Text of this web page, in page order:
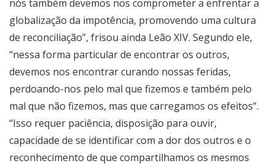
nós também devemos nos comprometer a enfrentar a
globalização da impotência, promovendo uma cultura
de reconciliação”, frisou ainda Leão XIV. Segundo ele,
“nessa forma particular de encontrar os outros,
devemos nos encontrar curando nossas feridas,
perdoando-nos pelo mal que fizemos e também pelo
mal que não fizemos, mas que carregamos os efeitos”.
“Isso requer paciência, disposição para ouvir,
capacidade de se identificar com a dor dos outros e o
reconhecimento de que compartilhamos os mesmos